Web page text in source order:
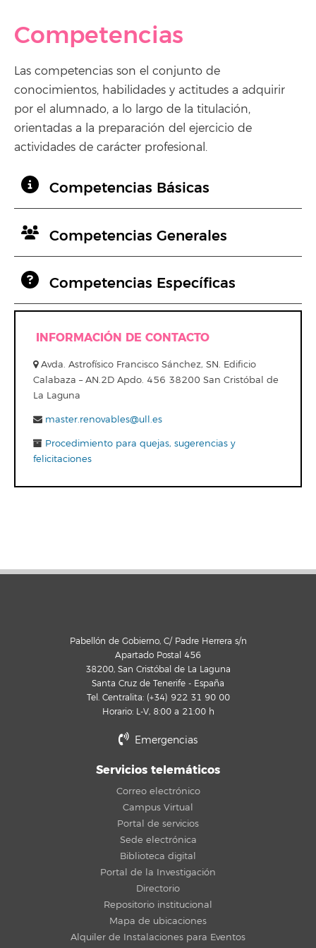
Competencias
Las competencias son el conjunto de
conocimientos, habilidades y actitudes a adquirir
por el alumnado, a lo largo de la titulación,
orientadas a la preparación del ejercicio de
actividades de carácter profesional.
Competencias Básicas
Competencias Generales
Competencias Específicas
INFORMACIÓN DE CONTACTO
Avda. Astrofísico Francisco Sánchez, SN. Edificio
Calabaza – AN.2D Apdo. 456 38200 San Cristóbal de
La Laguna
master.renovables@ull.es
Procedimiento para quejas, sugerencias y
felicitaciones
Pabellón de Gobierno, C/ Padre Herrera s/n
Apartado Postal 456
38200, San Cristóbal de La Laguna
Santa Cruz de Tenerife - España
Tel. Centralita: (+34) 922 31 90 00
Horario: L-V, 8:00 a 21:00 h
Emergencias
Servicios telemáticos
Correo electrónico
Campus Virtual
Portal de servicios
Sede electrónica
Biblioteca digital
Portal de la Investigación
Directorio
Repositorio institucional
Mapa de ubicaciones
Alquiler de Instalaciones para Eventos